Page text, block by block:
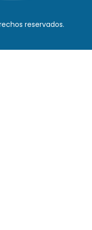
reservados.